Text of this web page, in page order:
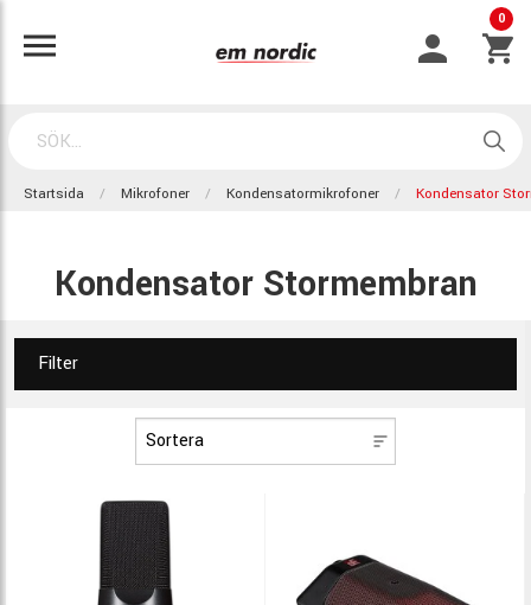
0
Startsida Mikrofoner Kondensatormikrofoner Kondensator
Kondensator Stormembran
Filter